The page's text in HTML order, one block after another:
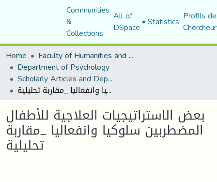
Communities
&
Collections
All of
DSpace Statistics Profils
Home
Faculty of Humanities and Social Sciences
Department of Psychology
Scholarly Articles and Department Publications
بعض الاستراتيجيات العلاجية للأطفال المضطربين سلوكيا وانفعاليا _مقاربة تحليلية
بعض الاستراتيجيات العلاجية للأطفال
المضطربين سلوكيا وانفعاليا _مقاربة
تحليلية